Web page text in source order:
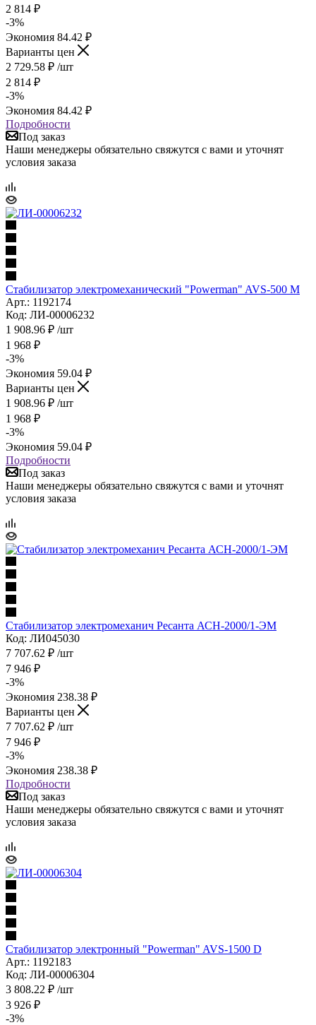
2 814 ₽
-3%
Экономия 84.42 ₽
Варианты цен
2 729.58 ₽ /шт
2 814 ₽
-3%
Экономия 84.42 ₽
Подробности
Под заказ
Наши менеджеры обязательно свяжутся с вами и уточнят
условия заказа
Стабилизатор электромеханический "Powerman" AVS-500 M
Арт.: 1192174
Код: ЛИ-00006232
1 908.96 ₽ /шт
1 968 ₽
-3%
Экономия 59.04 ₽
Варианты цен
1 908.96 ₽ /шт
1 968 ₽
-3%
Экономия 59.04 ₽
Подробности
Под заказ
Наши менеджеры обязательно свяжутся с вами и уточнят
условия заказа
Стабилизатор электромеханич Ресанта АСН-2000/1-ЭМ
Код: ЛИ045030
7 707.62 ₽ /шт
7 946 ₽
-3%
Экономия 238.38 ₽
Варианты цен
7 707.62 ₽ /шт
7 946 ₽
-3%
Экономия 238.38 ₽
Подробности
Под заказ
Наши менеджеры обязательно свяжутся с вами и уточнят
условия заказа
Стабилизатор электронный "Powerman" AVS-1500 D
Арт.: 1192183
Код: ЛИ-00006304
3 808.22 ₽ /шт
3 926 ₽
-3%